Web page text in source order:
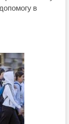
в